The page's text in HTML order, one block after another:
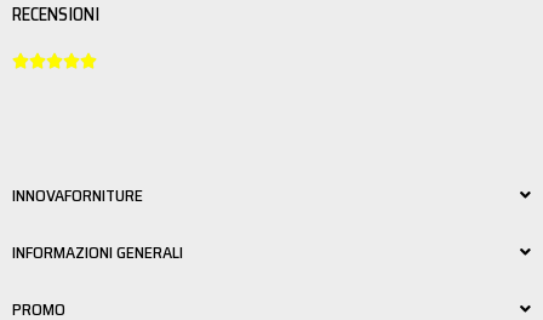
RECENSIONI

INNOVAFORNITURE
INFORMAZIONI GENERALI
PROMO